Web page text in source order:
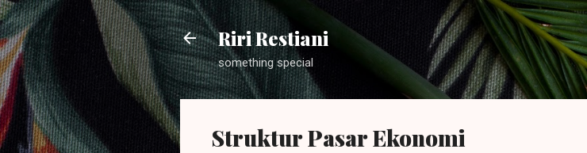
Langsung ke konten
Riri Restiani
something special
Struktur Pasar Ekonomi